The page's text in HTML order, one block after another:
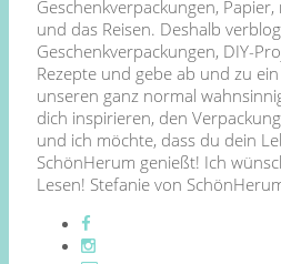
Geschenkverpackungen,
und das Reisen. Deshalb
Geschenkverpackungen, DIY-
Rezepte und gebe ab und zu
unseren ganz normal
dich inspirieren, den
und ich möchte, dass du dein
SchönHerum genießt! Ich
Lesen! Stefanie von